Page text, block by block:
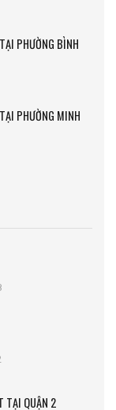
PHƯỜNG BÌNH
PHƯỜNG MINH
TẠI QUẬN 2